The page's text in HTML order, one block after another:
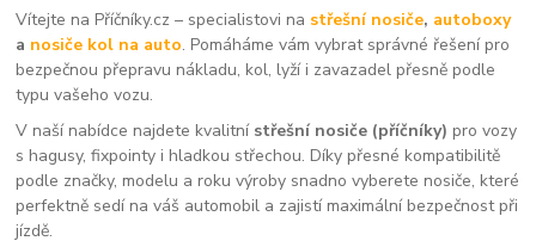
Vítejte na Příčníky.cz – specialistovi na střešní nosiče, autoboxy
a nosiče kol na auto. Pomáháme vám vybrat správné řešení pro
bezpečnou přepravu nákladu, kol, lyží i zavazadel přesně podle
typu vašeho vozu.
V naší nabídce najdete kvalitní střešní nosiče (příčníky) pro vozy
s hagusy, fixpointy i hladkou střechou. Díky přesné kompatibilitě
podle značky, modelu a roku výroby snadno vyberete nosiče, které
perfektně sedí na váš automobil a zajistí maximální bezpečnost při
jízdě.